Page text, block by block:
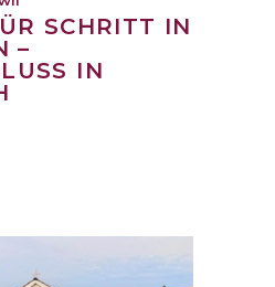
SCHRITT IN
–
IN